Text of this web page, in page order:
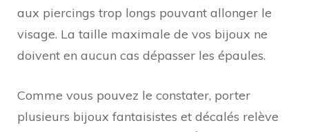
aux piercings trop longs pouvant allonger le
visage. La taille maximale de vos bijoux ne
doivent en aucun cas dépasser les épaules.
Comme vous pouvez le constater, porter
plusieurs bijoux fantaisistes et décalés relève